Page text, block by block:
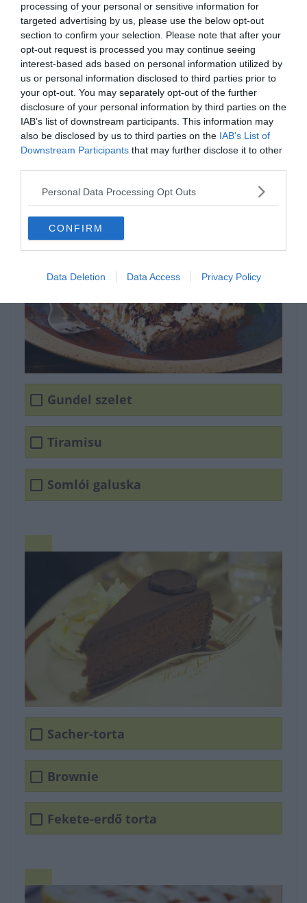
processing of your personal or sensitive information for
targeted advertising by us, please use the below opt-out
section to confirm your selection. Please note that after your
opt-out request is processed you may continue seeing
interest-based ads based on personal information utilized by
us or personal information disclosed to third parties prior to
your opt-out. You may separately opt-out of the further
disclosure of your personal information by third parties on the
IAB’s list of downstream participants. This information may
also be disclosed by us to third parties on the IAB’s List of
Downstream Participants that may further disclose it to other
Personal Data Processing Opt Outs
CONFIRM
Data Deletion Data Access Privacy Policy
Bismarck szelet
Fekete-erdő torta
Dunahullám
Hirdetés
Gundel szelet
Tiramisu
Somlói galuska
Sacher-torta
Brownie
Fekete-erdő torta